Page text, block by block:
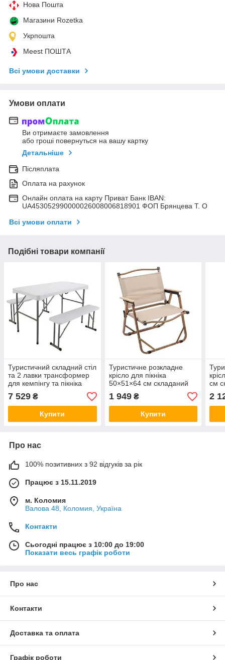
Нова Пошта
Магазини Rozetka
Укрпошта
Meest ПОШТА
Всі умови доставки
Умови оплати
Ви отримаєте замовлення
або гроші повернуться на вашу картку
Детальніше
Післяплата
Оплата на рахунок
Онлайн оплата на карту Приват Банк IBAN:
UA453052990000026008006818901 ФОП Брянцева Т. О
Всі умови оплати
Подібні товари компанії
Туристичний складний стіл
та 2 лавки трансформер
для кемпінгу та пікніка
7 529 ₴
Купити
Туристичне розкладне
крісло для пікніка
50×51×64 см складаний
алюмінієвим каркасом
бежевий
1 949₴
Купити
см
2
Про нас
100% позитивних з 92 відгуків за рік
Працює з 15.11.2019
м. Коломия
Валова 48, Коломия, Україна
Контакти
Сьогодні працює з 10:00 до 19:00
Показати весь графік роботи
Про нас
Контакти
Доставка та оплата
Графік роботи